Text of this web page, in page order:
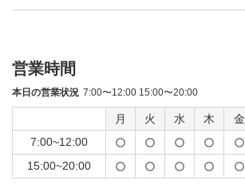
営業時間
本日の営業状況 7:00〜12:00 15:00〜20:00
月 火 水 木 金
7:00~12:00
15:00~20:00